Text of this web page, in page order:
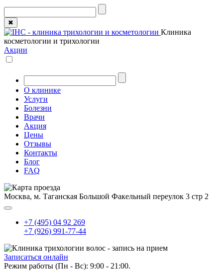
✖
Клиника
косметологии и трихологии
Акции
О клинике
Услуги
Болезни
Врачи
Акция
Цены
Отзывы
Контакты
Блог
FAQ
Москва, м. Таганская Большой Факельный переулок 3 стр 2
+7 (495) 04 92 269
+7 (926) 991-77-44
Записаться онлайн
Режим работы (Пн - Вс): 9:00 - 21:00.